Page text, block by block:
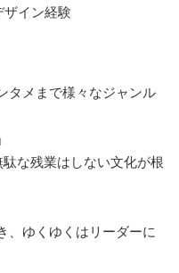
イン経験
タメまで様々なジャンル
な残業はしない文化が根
、ゆくゆくはリーダーに